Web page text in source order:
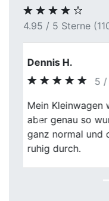
4.95 / 5 Sterne
Andreas S.
Fischer
erste Wahl für
schnelle und
Wagens sowie
Previous